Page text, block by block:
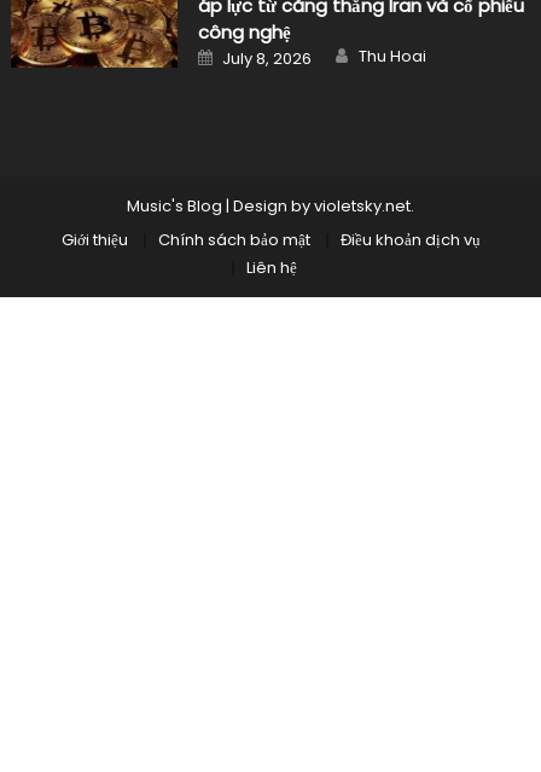
áp lực từ căng thẳng Iran và cổ phiếu
công nghệ
Posted
on
July 8, 2026 Author
Thu Hoai
Music's Blog | Design byvioletsky.net.
Giới thiệu
Chính sách bảo mật
Điều khoản dịch vụ
Liên hệ